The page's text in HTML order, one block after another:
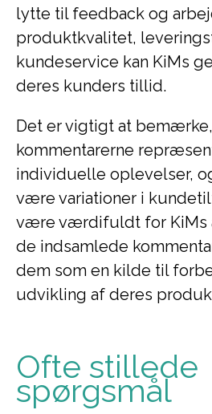
lytte til feedback og
produktkvalitet,
kundeservice kan KiMs
deres kunders tillid.
Det er vigtigt at
kommentarerne
individuelle oplevelser,
være variationer i
være værdifuldt for KiMs
de indsamlede
dem som en kilde til
udvikling af deres
Ofte stillede
spørgsmål